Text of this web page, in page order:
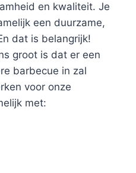
en kwaliteit. Je
een duurzame,
dat is belangrijk!
groot is dat er een
barbecue in zal
voor onze
met: